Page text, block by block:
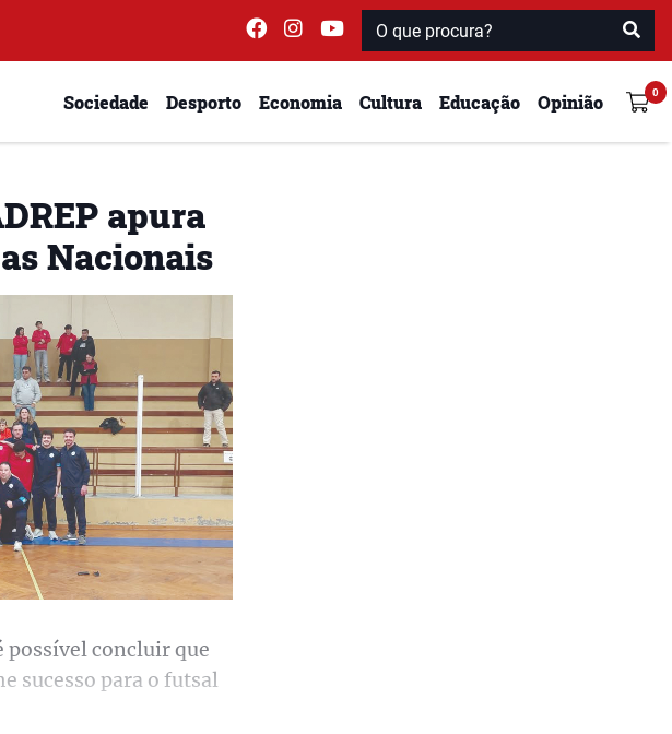
Sociedade Desporto Economia Cultura Educação Opinião
apura
Nacionais
possível concluir que
sucesso para o futsal